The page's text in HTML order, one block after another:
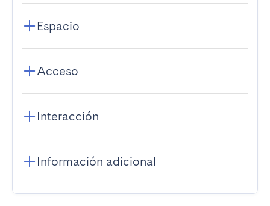
Espacio
Acceso
Interacción
Información adicional